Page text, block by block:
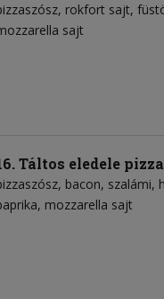
rokfort sajt
sajt
Táltos eledele pizza
bacon szalámi
mozzarella sajt